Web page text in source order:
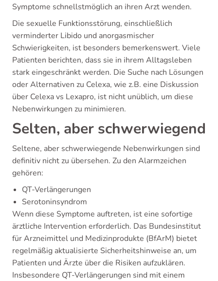
Symptome schnellstmöglich an ihren Arzt wenden.
Die sexuelle Funktionsstörung, einschließlich
verminderter Libido und anorgasmischer
Schwierigkeiten, ist besonders bemerkenswert. Viele
Patienten berichten, dass sie in ihrem Alltagsleben
stark eingeschränkt werden. Die Suche nach Lösungen
oder Alternativen zu Celexa, wie z.B. eine Diskussion
über Celexa vs Lexapro, ist nicht unüblich, um diese
Nebenwirkungen zu minimieren.
Selten, aber schwerwiegend
Seltene, aber schwerwiegende Nebenwirkungen sind
definitiv nicht zu übersehen. Zu den Alarmzeichen
gehören:
QT-Verlängerungen
Serotoninsyndrom
Wenn diese Symptome auftreten, ist eine sofortige
ärztliche Intervention erforderlich. Das Bundesinstitut
für Arzneimittel und Medizinprodukte (BfArM) bietet
regelmäßig aktualisierte Sicherheitshinweise an, um
Patienten und Ärzte über die Risiken aufzuklären.
Insbesondere QT-Verlängerungen sind mit einem